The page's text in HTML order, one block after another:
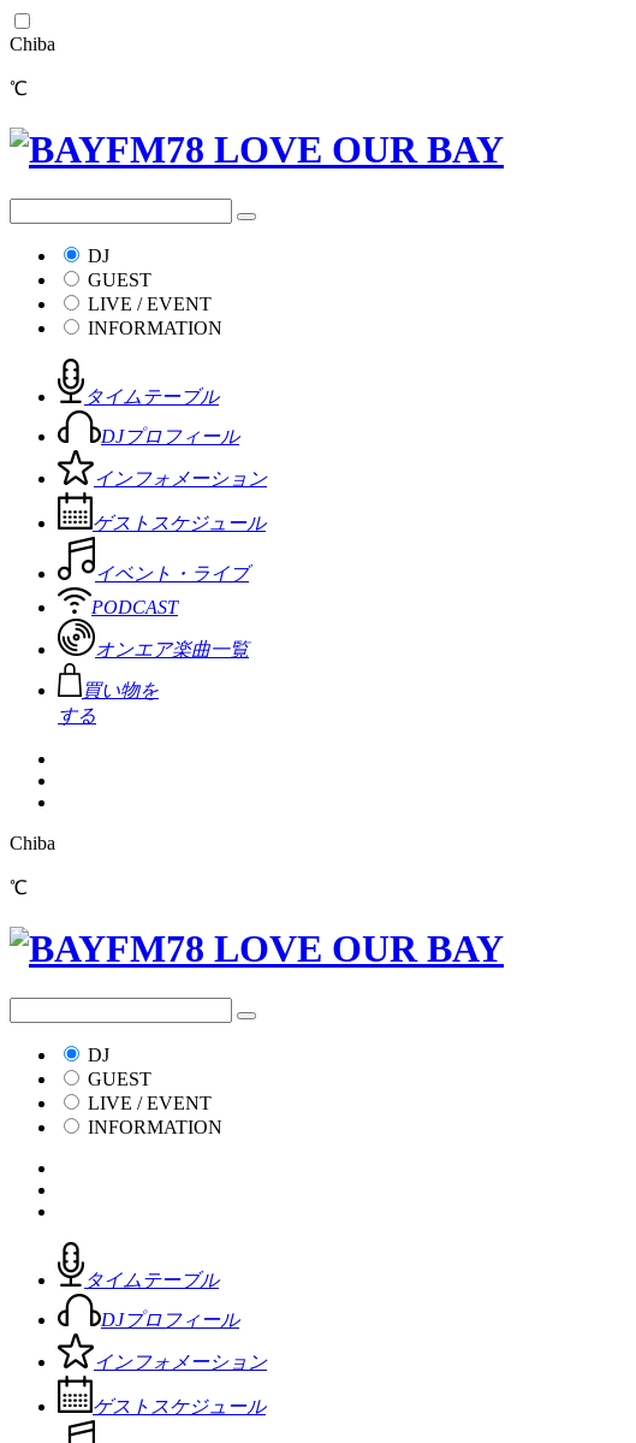
Chiba
℃
DJ
GUEST
LIVE / EVENT
INFORMATION
タイムテーブル
DJプロフィール
インフォメーション
ゲストスケジュール
イベント・ライブ
PODCAST
オンエア楽曲一覧
買い物を
する
Chiba
℃
DJ
GUEST
LIVE / EVENT
INFORMATION
タイムテーブル
DJプロフィール
インフォメーション
ゲストスケジュール